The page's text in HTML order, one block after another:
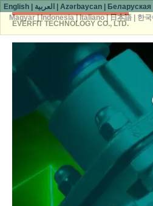
EVERFIT TECHNOLOGY CO., LTD.
English العربية |Azərbaycan Беларуская
Magyar|Indonesia|Italiano|日本語| 한국